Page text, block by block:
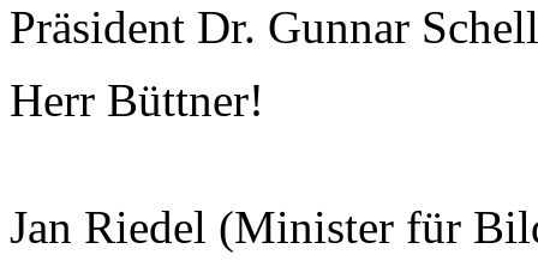
Präsident Dr. Gunnar
Herr Büttner!
Jan Riedel (Minister für